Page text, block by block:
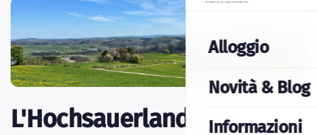
Alloggio
Novità & Blog
Informazioni
L'Hochsauerland: un